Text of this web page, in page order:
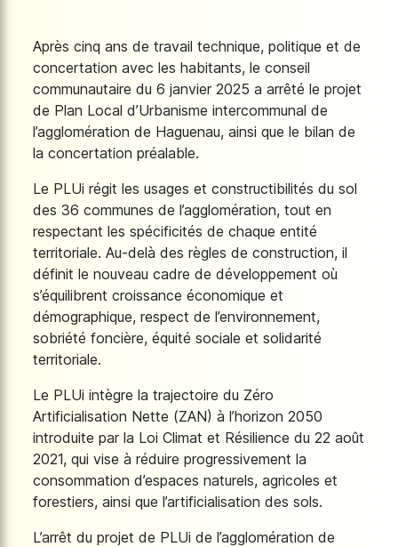
Après cinq ans de travail technique, politique et de
concertation avec les habitants, le conseil
communautaire du 6 janvier 2025 a arrêté le projet
de Plan Local d’Urbanisme intercommunal de
l’agglomération de Haguenau, ainsi que le bilan de
la concertation préalable.
Le PLUi régit les usages et constructibilités du sol
des 36 communes de l’agglomération, tout en
respectant les spécificités de chaque entité
territoriale. Au-delà des règles de construction, il
définit le nouveau cadre de développement où
s’équilibrent croissance économique et
démographique, respect de l’environnement,
sobriété foncière, équité sociale et solidarité
territoriale.
Le PLUi intègre la trajectoire du Zéro
Artificialisation Nette (ZAN) à l’horizon 2050
introduite par la Loi Climat et Résilience du 22 août
2021, qui vise à réduire progressivement la
consommation d’espaces naturels, agricoles et
forestiers, ainsi que l’artificialisation des sols.
L’arrêt du projet de PLUi de l’agglomération de